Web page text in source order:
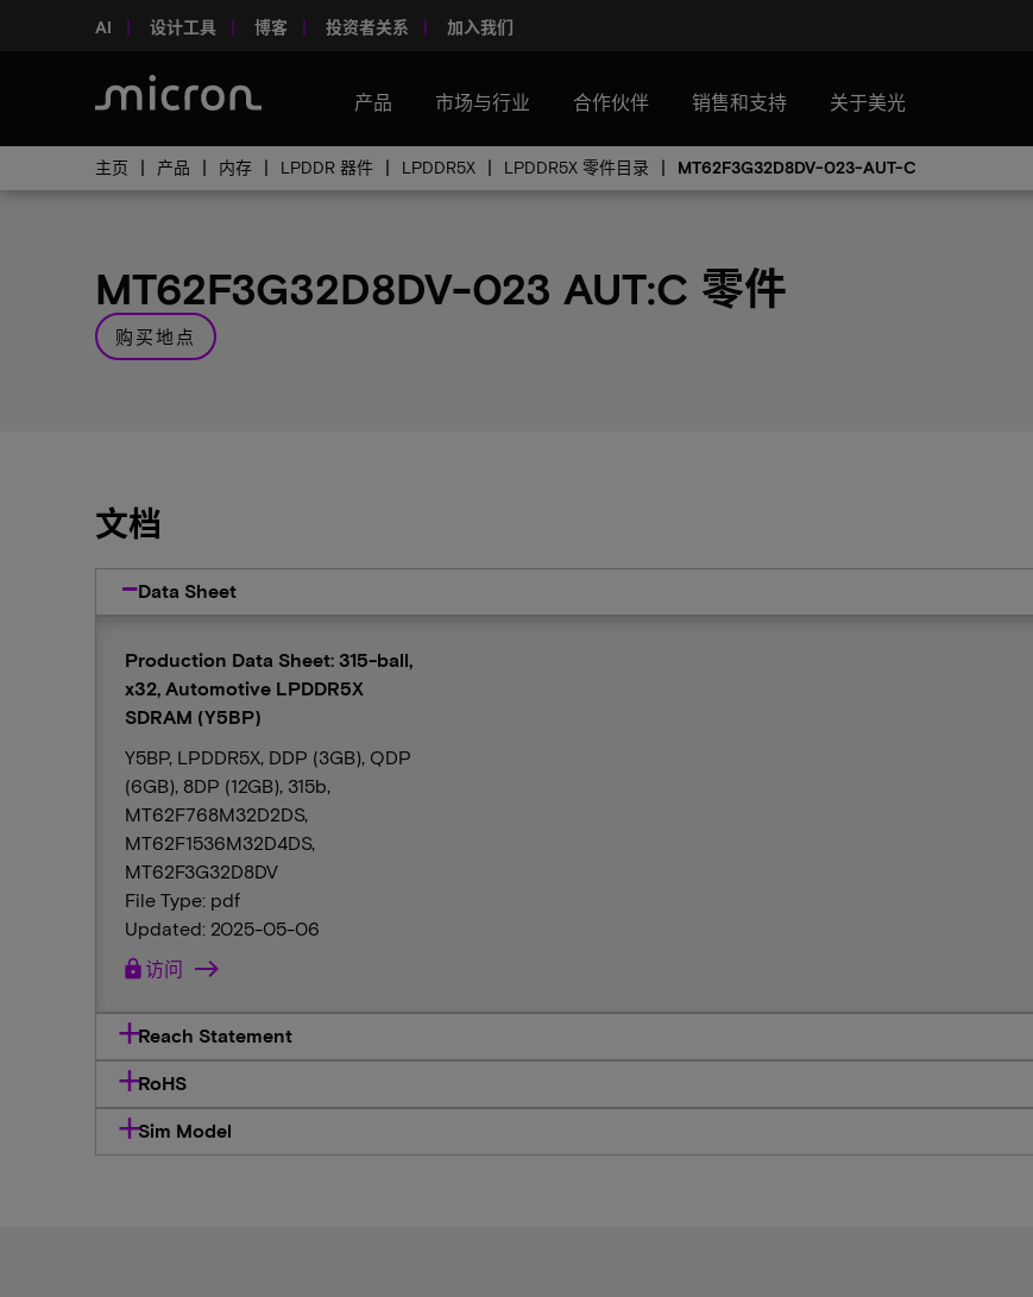
AI 设计工具 博客 投资者关系 加入我们
产品 市场与行业 合作伙伴 销售和支持 关于美光
主页 产品 内存 LPDDR 器件 LPDDR5X LPDDR5X 零件目录 MT62F3G32D8DV-023-AUT-C
MT62F3G32D8DV-023 AUT:C 零件
购买地点
文档
Data Sheet
Production Data Sheet: 315-ball,
x32, Automotive LPDDR5X
SDRAM (Y5BP)
Y5BP, LPDDR5X, DDP (3GB), QDP
(6GB), 8DP (12GB), 315b,
MT62F768M32D2DS,
MT62F1536M32D4DS,
MT62F3G32D8DV
File Type: pdf
Updated: 2025-05-06
lock访问
Reach Statement
RoHS
Sim Model